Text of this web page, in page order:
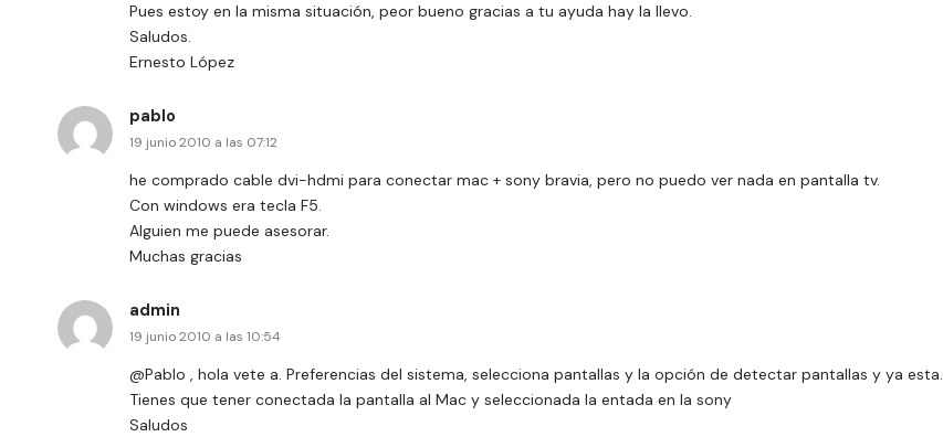
Pues estoy en la misma situación, peor bueno gracias a tu ayuda hay la llevo.
Saludos.
Ernesto López
pablo
19 junio 2010 a las 07:12
he comprado cable dvi-hdmi para conectar mac + sony bravia, pero no puedo ver nada en pantalla tv.
Con windows era tecla F5.
Alguien me puede asesorar.
Muchas gracias
admin
19 junio 2010 a las 10:54
@Pablo , hola vete a. Preferencias del sistema, selecciona pantallas y la opción de detectar pantallas y ya esta.
Tienes que tener conectada la pantalla al Mac y seleccionada la entada en la sony
Saludos